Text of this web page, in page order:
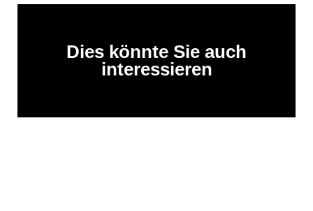
Dies könnte Sie auch
interessieren